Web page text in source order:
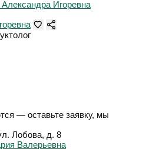
— оставьте заявку, мы
Лобова, д. 8